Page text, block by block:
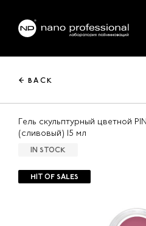
← BACK
Гель скульптурный цветной
(сливовый) 15 мл
IN STOCK
HIT OF SALES